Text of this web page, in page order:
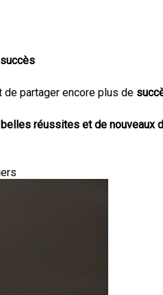
partager encore plus de
réussites et de nouveaux